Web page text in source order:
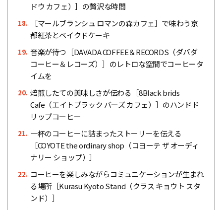
ドウ カフェ）］の贅沢な時間
18.
［マールブランシュ ロマンの森カフェ］で味わう京
都紅茶とベイクドケーキ
19. 音楽が待つ［DAVADA COFFEE＆RECORDS（ダバダ
コーヒー＆レコーズ）］のレトロな空間でコーヒータ
イムを
20. 焙煎したての美味しさが伝わる［8Black brids
Cafe（エイトブラック バーズ カフェ）］のハンドド
リップコーヒー
21. 一杯のコーヒーに詰まったストーリーを伝える
［COYOTE the ordinary shop（コヨーテ ザ オーディ
ナリー ショップ）］
22. コーヒーを楽しみながらコミュニケーションが生まれ
る場所［Kurasu Kyoto Stand（クラス キョウト スタ
ンド）］